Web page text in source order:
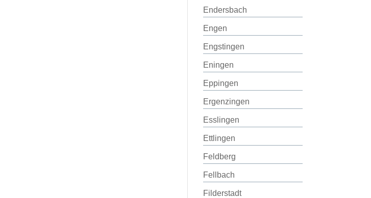
Endersbach
Engen
Engstingen
Eningen
Eppingen
Ergenzingen
Esslingen
Ettlingen
Feldberg
Fellbach
Filderstadt